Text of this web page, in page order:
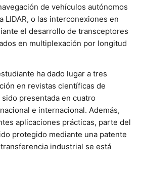
de vehículos autónomos
LIDAR, o las interconexiones en
el desarrollo de transceptores
en multiplexación por longitud
ha dado lugar a tres
en revistas científicas de
presentada en cuatro
e internacional. Además,
aplicaciones prácticas, parte del
protegido mediante una patente
industrial se está